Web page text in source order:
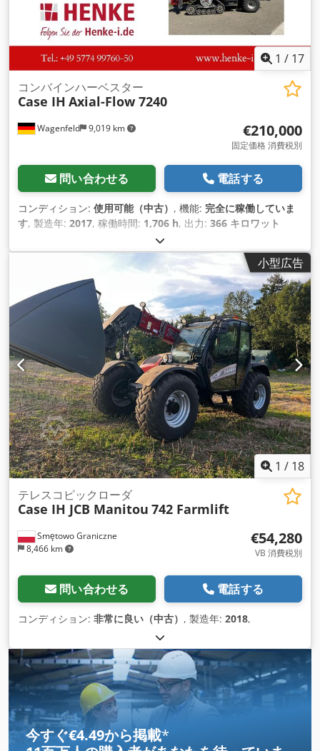
1 / 17
Wagenfeld 9,019 km
コンバインハーベスター
Case IH Axial-Flow 7240
€210,000
固定価格 消費税別
問い合わせる 電話する
コンディション: 使用可能（中古） , 機能: 完全に稼働していま
す, 製造年: 2017, 稼働時間: 1,706 h, 出力: 366 キロワット
ディーゼル
回登録:07/2017, 次回検査（TÜV）:07/2026, 後輪タイヤサイ
, 機械／車両番号: YHG233775 , 装備: エアコン,
キャビン, トレーラー連結装置, レイプカッター, 照明,
小型広告
1 / 18
Smętowo Graniczne
8,466 km
テレスコピックローダ
Case IH JCB Manitou 742 Farmlift
€54,280
VB 消費税別
問い合わせる 電話する
コンディション: 非常に良い（中古） , 製造年: 2018,
今すぐ€4.49から掲載*